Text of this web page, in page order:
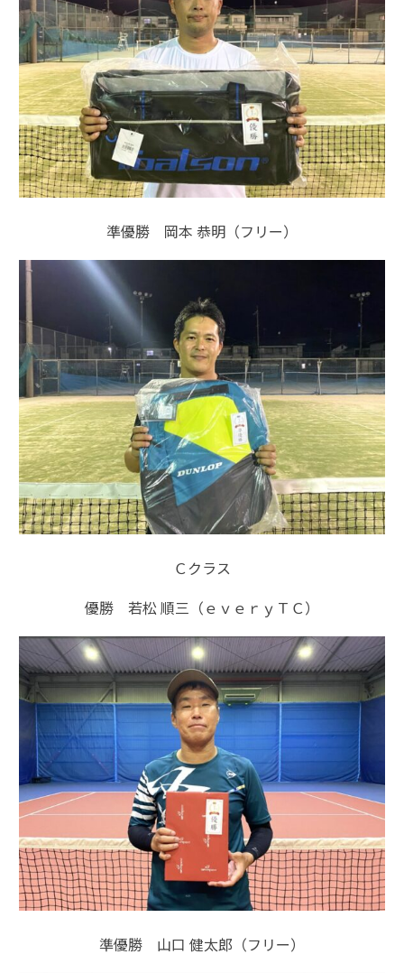
準優勝 岡本 恭明（フリー）
Ｃクラス
優勝 若松 順三（ｅｖｅｒｙＴＣ）
準優勝 山口 健太郎（フリー）